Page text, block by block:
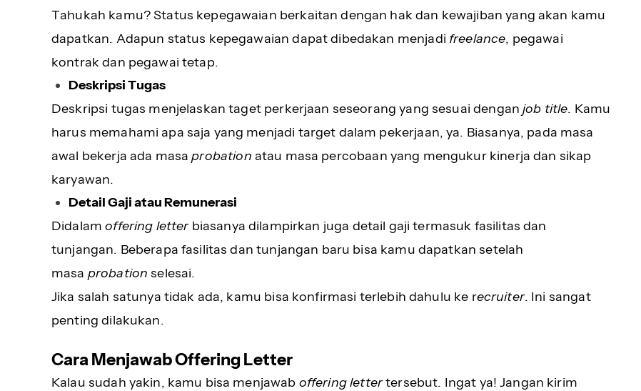
Tahukah kamu? Status kepegawaian berkaitan dengan hak dan kewajiban yang akan kamu
dapatkan. Adapun status kepegawaian dapat dibedakan menjadi freelance, pegawai
kontrak dan pegawai tetap.
Deskripsi Tugas
Deskripsi tugas menjelaskan taget perkerjaan seseorang yang sesuai denganjob title. Kamu
harus memahami apa saja yang menjadi target dalam pekerjaan, ya. Biasanya, pada masa
awal bekerja ada masaprobation atau masa percobaan yang mengukur kinerja dan sikap
karyawan.
Detail Gaji atau Remunerasi
Didalamoffering letterbiasanya dilampirkan juga detail gaji termasuk fasilitas dan
tunjangan. Beberapa fasilitas dan tunjangan baru bisa kamu dapatkan setelah
masa probationselesai.
Jika salah satunya tidak ada, kamu bisa konfirmasi terlebih dahulu ke recruiter. Ini sangat
penting dilakukan.
Cara Menjawab Offering Letter
Kalau sudah yakin, kamu bisa menjawab offering lettertersebut. Ingat ya! Jangan kirim